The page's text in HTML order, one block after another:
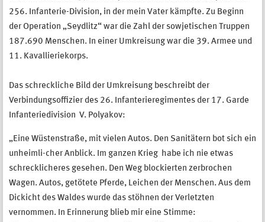
256. Infanterie-Division, in der mein Vater kämpfte. Zu Beginn
der Operation „Seydlitz“ war die Zahl der sowjetischen Truppen
187.690 Menschen. In einer Umkreisung war die 39. Armee und
11. Kavallieriekorps.
Das schreckliche Bild der Umkreisung beschreibt der
Verbindungsoffizier des 26. Infanterieregimentes der 17. Garde
Infanteriedivision V. Polyakov:
„Eine Wüstenstraße, mit vielen Autos. Den Sanitätern bot sich ein
unheimli-cher Anblick. Im ganzen Krieg habe ich nie etwas
schrecklicheres gesehen. Den Weg blockierten zerbrochen
Wagen. Autos, getötete Pferde, Leichen der Menschen. Aus dem
Dickicht des Waldes wurde das stöhnen der Verletzten
vernommen. In Erinnerung blieb mir eine Stimme: